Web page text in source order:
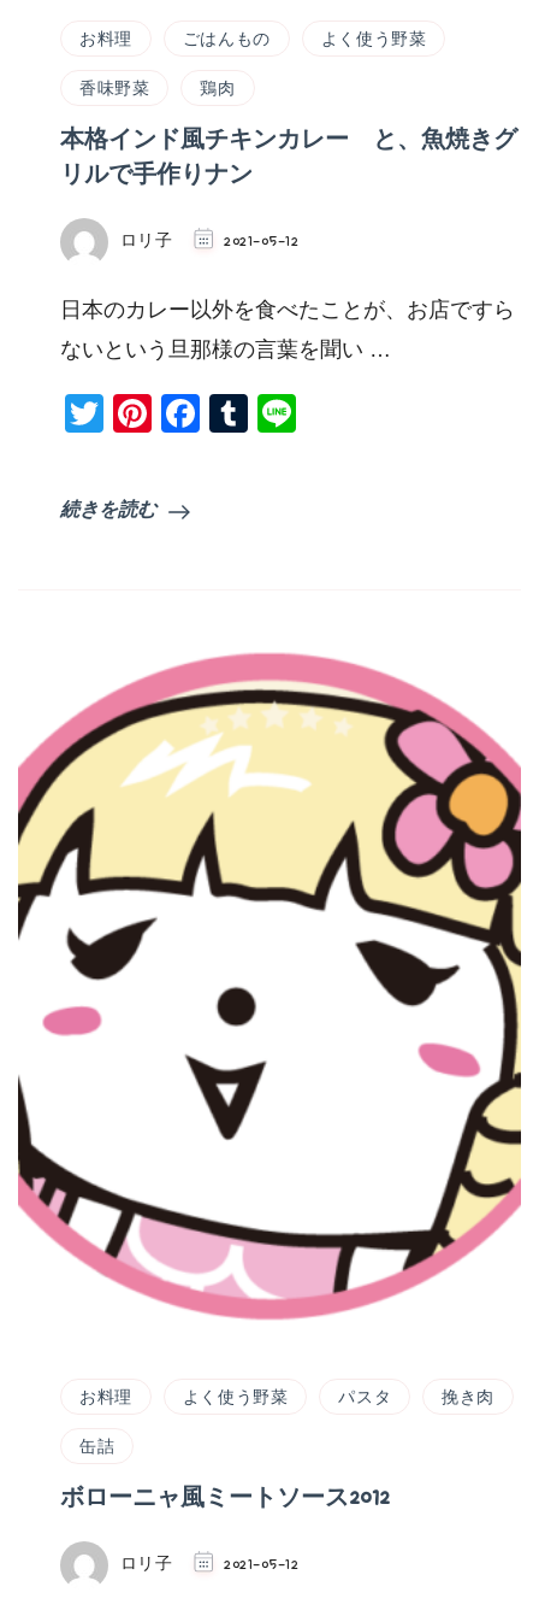
お料理 ごはんもの よく使う野菜
香味野菜 鶏肉
本格インド風チキンカレー と、魚焼きグ
リルで手作りナン
ロリ子 2021-05-12
日本のカレー以外を食べたことが、お店ですら
ないという旦那様の言葉を聞い …
TwitterPinterest
Facebook
Tumblr
続きを読む
お料理 よく使う野菜 パスタ 挽き肉
缶詰
ボローニャ風ミートソース2012
ロリ子 2021-05-12